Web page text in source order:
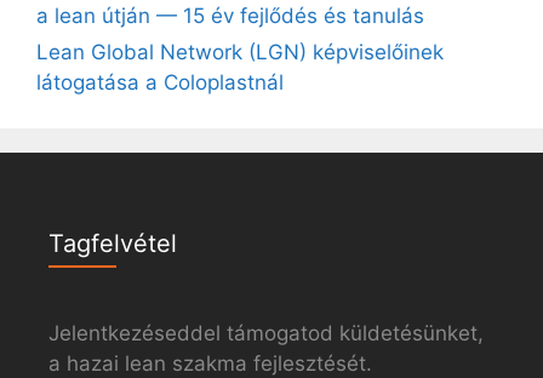
a lean útján — 15 év fejlődés és tanulás
Lean Global Network (LGN) képviselőinek
látogatása a Coloplastnál
Tagfelvétel
Jelentkezéseddel támogatod küldetésünket,
a hazai lean szakma fejlesztését.